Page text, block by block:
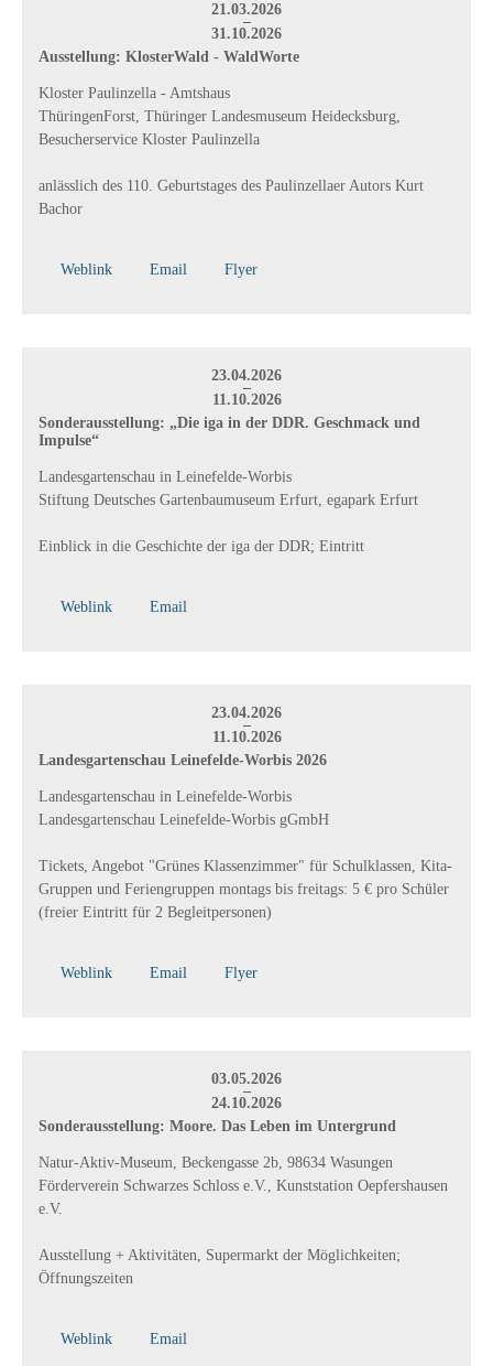
21.03.2026
–
31.10.2026
Ausstellung: KlosterWald - WaldWorte
Kloster Paulinzella - Amtshaus
ThüringenForst, Thüringer Landesmuseum Heidecksburg,
Besucherservice Kloster Paulinzella
anlässlich des 110. Geburtstages des Paulinzellaer Autors Kurt
Bachor
Weblink Email Flyer
23.04.2026
–
11.10.2026
Sonderausstellung: „Die iga in der DDR. Geschmack und
Impulse“
Landesgartenschau in Leinefelde-Worbis
Stiftung Deutsches Gartenbaumuseum Erfurt, egapark Erfurt
Einblick in die Geschichte der iga der DDR; Eintritt
Weblink Email
23.04.2026
–
11.10.2026
Landesgartenschau Leinefelde-Worbis 2026
Landesgartenschau in Leinefelde-Worbis
Landesgartenschau Leinefelde-Worbis gGmbH
Tickets, Angebot "Grünes Klassenzimmer" für Schulklassen, Kita-
Gruppen und Feriengruppen montags bis freitags: 5 € pro Schüler
(freier Eintritt für 2 Begleitpersonen)
Weblink Email Flyer
03.05.2026
–
24.10.2026
Sonderausstellung: Moore. Das Leben im Untergrund
Natur-Aktiv-Museum, Beckengasse 2b, 98634 Wasungen
Förderverein Schwarzes Schloss e.V., Kunststation Oepfershausen
e.V.
Ausstellung + Aktivitäten, Supermarkt der Möglichkeiten;
Öffnungszeiten
Weblink Email